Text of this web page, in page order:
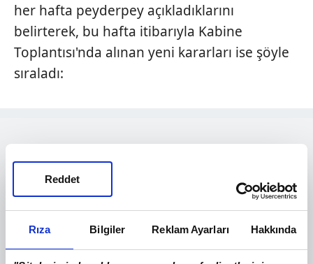
Rıza Bilgiler Reklam Ayarları Hakkında
Reddet
her hafta peyderpey açıkladıklarını
belirterek, bu hafta itibarıyla Kabine
Toplantısı'nda alınan yeni kararları ise şöyle
sıraladı: